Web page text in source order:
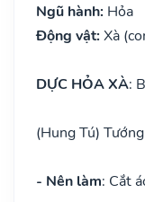
Ngũ hành: Hỏa
Động vật: Xà
DỰC HỎA XÀ:
(Hung Tú)
- Nên làm: Cắt